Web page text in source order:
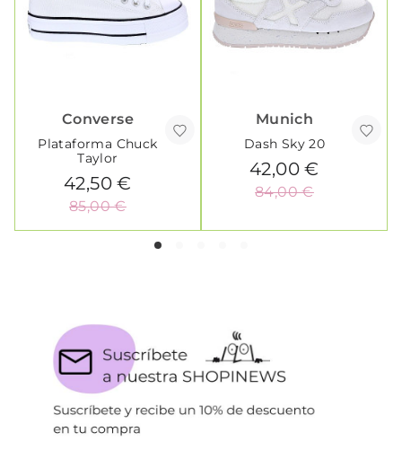
Converse
Plataforma Chuck
Taylor
42,50 €
85,00 €
Munich
Dash Sky 20
42,00 €
84,00 €